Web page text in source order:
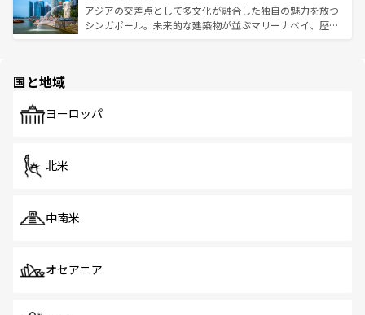
が待っている。親しみやすいタイの人々、仏教を中心とし
た文化、そして多様な観光資源が、訪れる旅人を魅了し続
ており、効率よく見どころを回れるのも魅力。息をのむよ
うな絶景から文化的な体験まで、香港を存分に楽しみ尽く
アジアの交差点として多文化が融合した独自の魅力を放つ
シンガポール。未来的な建築物が並ぶマリーナベイ、歴史
で、ホーカーズは地元の風情を楽しめる外せないスポット
国と地域
ヨーロッパ
北米
中南米
オセアニア